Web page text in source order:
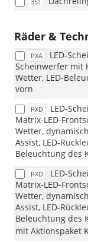
Räder &
PXA
LED-
Scheinwerfer mit
Wetter, LED-
vorn
PXD
LED-
Matrix-LED-
Wetter,
Assist, LED-
Beleuchtung des
PXD
LED-
Matrix-LED-
Wetter,
Assist, LED-
Beleuchtung des
mit Aktionspaket